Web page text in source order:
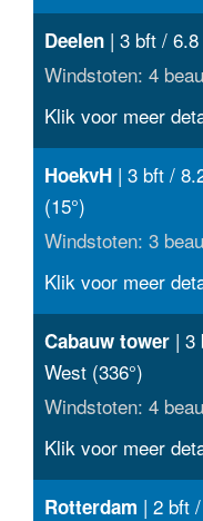
Deelen | 3 bft /
Windstoten: 4
Klik voor meer
HoekvH | 3 bft /
(15°)
Windstoten: 3
Klik voor meer
Cabauw tower | 3
West (336°)
Windstoten: 4
Klik voor meer
Rotterdam | 2 bft